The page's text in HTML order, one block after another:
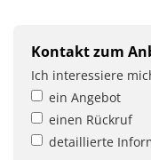
Kontakt zum
Ich interessiere
ein Angebot
einen Rückruf
detaillierte